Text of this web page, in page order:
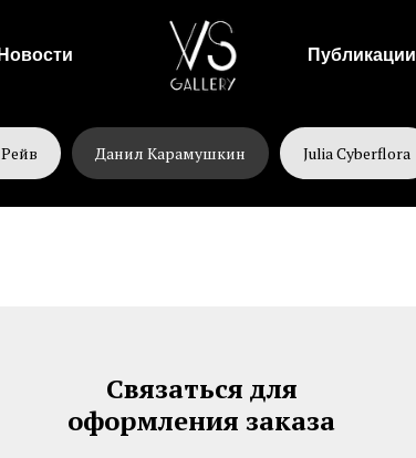
Новости Публикации
Данил Карамушкин Julia Cyberflora
Связаться для
оформления заказа